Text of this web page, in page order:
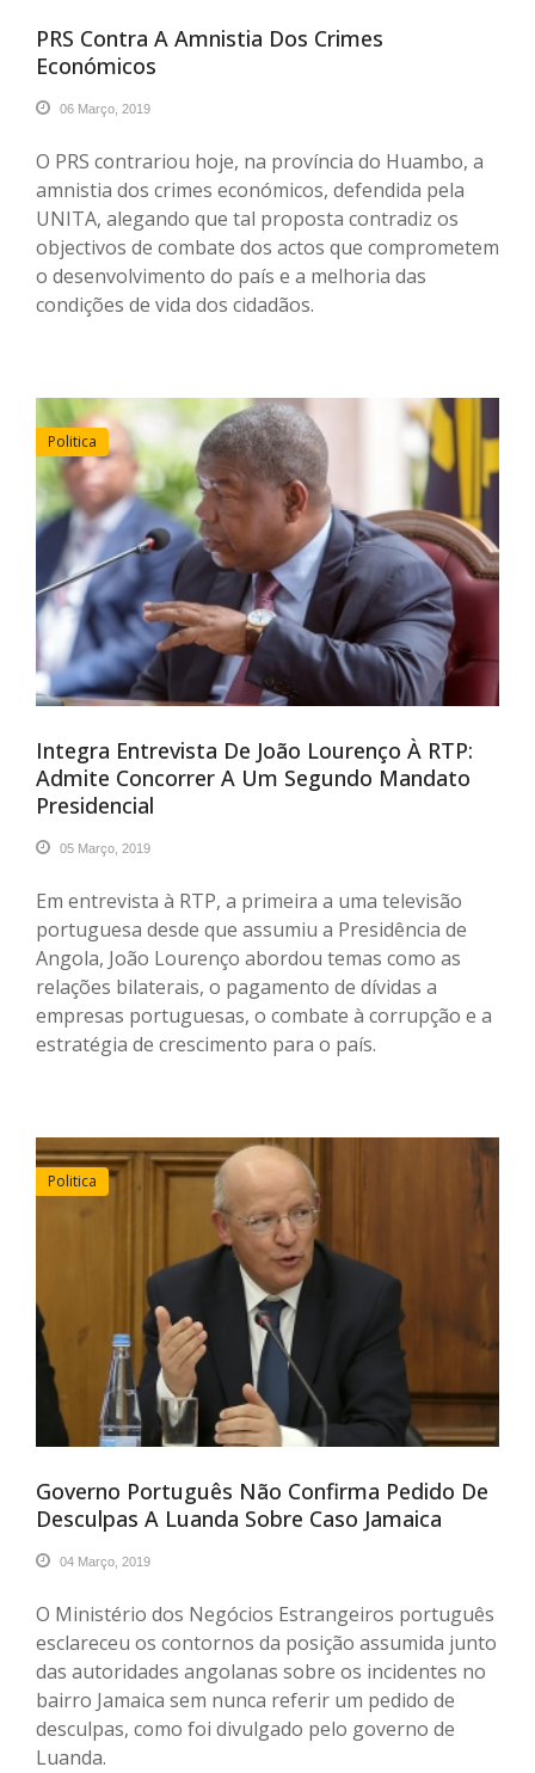
PRS Contra A Amnistia Dos Crimes
Económicos
06 Março, 2019
O PRS contrariou hoje, na província do Huambo, a
amnistia dos crimes económicos, defendida pela
UNITA, alegando que tal proposta contradiz os
objectivos de combate dos actos que comprometem
o desenvolvimento do país e a melhoria das
condições de vida dos cidadãos.
Politica
Integra Entrevista De João Lourenço À RTP:
Admite Concorrer A Um Segundo Mandato
Presidencial
05 Março, 2019
Em entrevista à RTP, a primeira a uma televisão
portuguesa desde que assumiu a Presidência de
Angola, João Lourenço abordou temas como as
relações bilaterais, o pagamento de dívidas a
empresas portuguesas, o combate à corrupção e a
estratégia de crescimento para o país.
Politica
Governo Português Não Confirma Pedido De
Desculpas A Luanda Sobre Caso Jamaica
04 Março, 2019
O Ministério dos Negócios Estrangeiros português
esclareceu os contornos da posição assumida junto
das autoridades angolanas sobre os incidentes no
bairro Jamaica sem nunca referir um pedido de
desculpas, como foi divulgado pelo governo de
Luanda.